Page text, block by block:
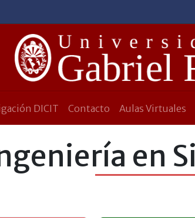
DICIT Contacto Aulas Virtuales
en